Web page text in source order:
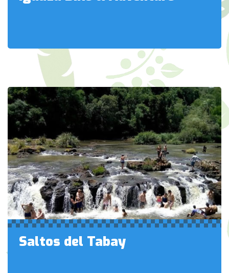
Saltos del Tabay